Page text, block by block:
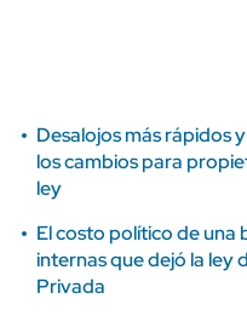
Desalojos más rápidos
los cambios para
ley
El costo político de una
internas que dejó la ley
Privada